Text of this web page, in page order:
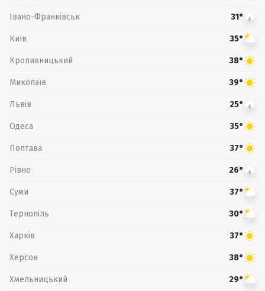
Івано-Франківськ 31°
Київ 35°
Кропивницький 38°
Миколаїв 39°
Львів 25°
Одеса 35°
Полтава 37°
Рівне 26°
Суми 37°
Тернопіль 30°
Харків 37°
Херсон 38°
Хмельницький 29°